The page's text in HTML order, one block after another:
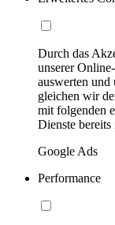
Durch das
unserer
auswerten und
gleichen wir
mit folgenden
Dienste bereits
Google Ads
Performance